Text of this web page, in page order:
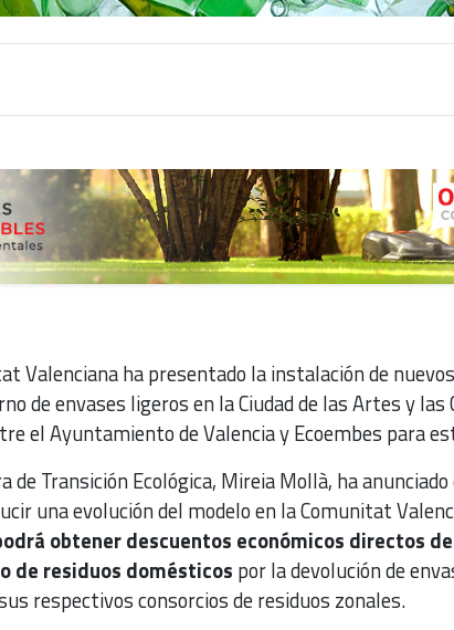
Valenciana ha presentado la instalación de
de envases ligeros en la Ciudad de las Artes y las
el Ayuntamiento de Valencia y Ecoembes para
de Transición Ecológica, Mireia Mollà, ha
una evolución del modelo en la Comunitat
obtener descuentos económicos directos
de residuos domésticos por la devolución de
respectivos consorcios de residuos zonales.